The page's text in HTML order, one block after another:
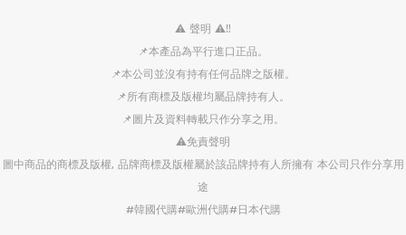
⚠️ 聲明 ⚠️‼️
📌本產品為平行進口正品。
📌本公司並沒有持有任何品牌之版權。
📌所有商標及版權均屬品牌持有人。
📌圖片及資料轉載只作分享之用。
⚠️免責聲明
圖中商品的商標及版權, 品牌商標及版權屬於該品牌持有人所擁有 本公司只作分享用
途
#韓國代購#歐洲代購#日本代購